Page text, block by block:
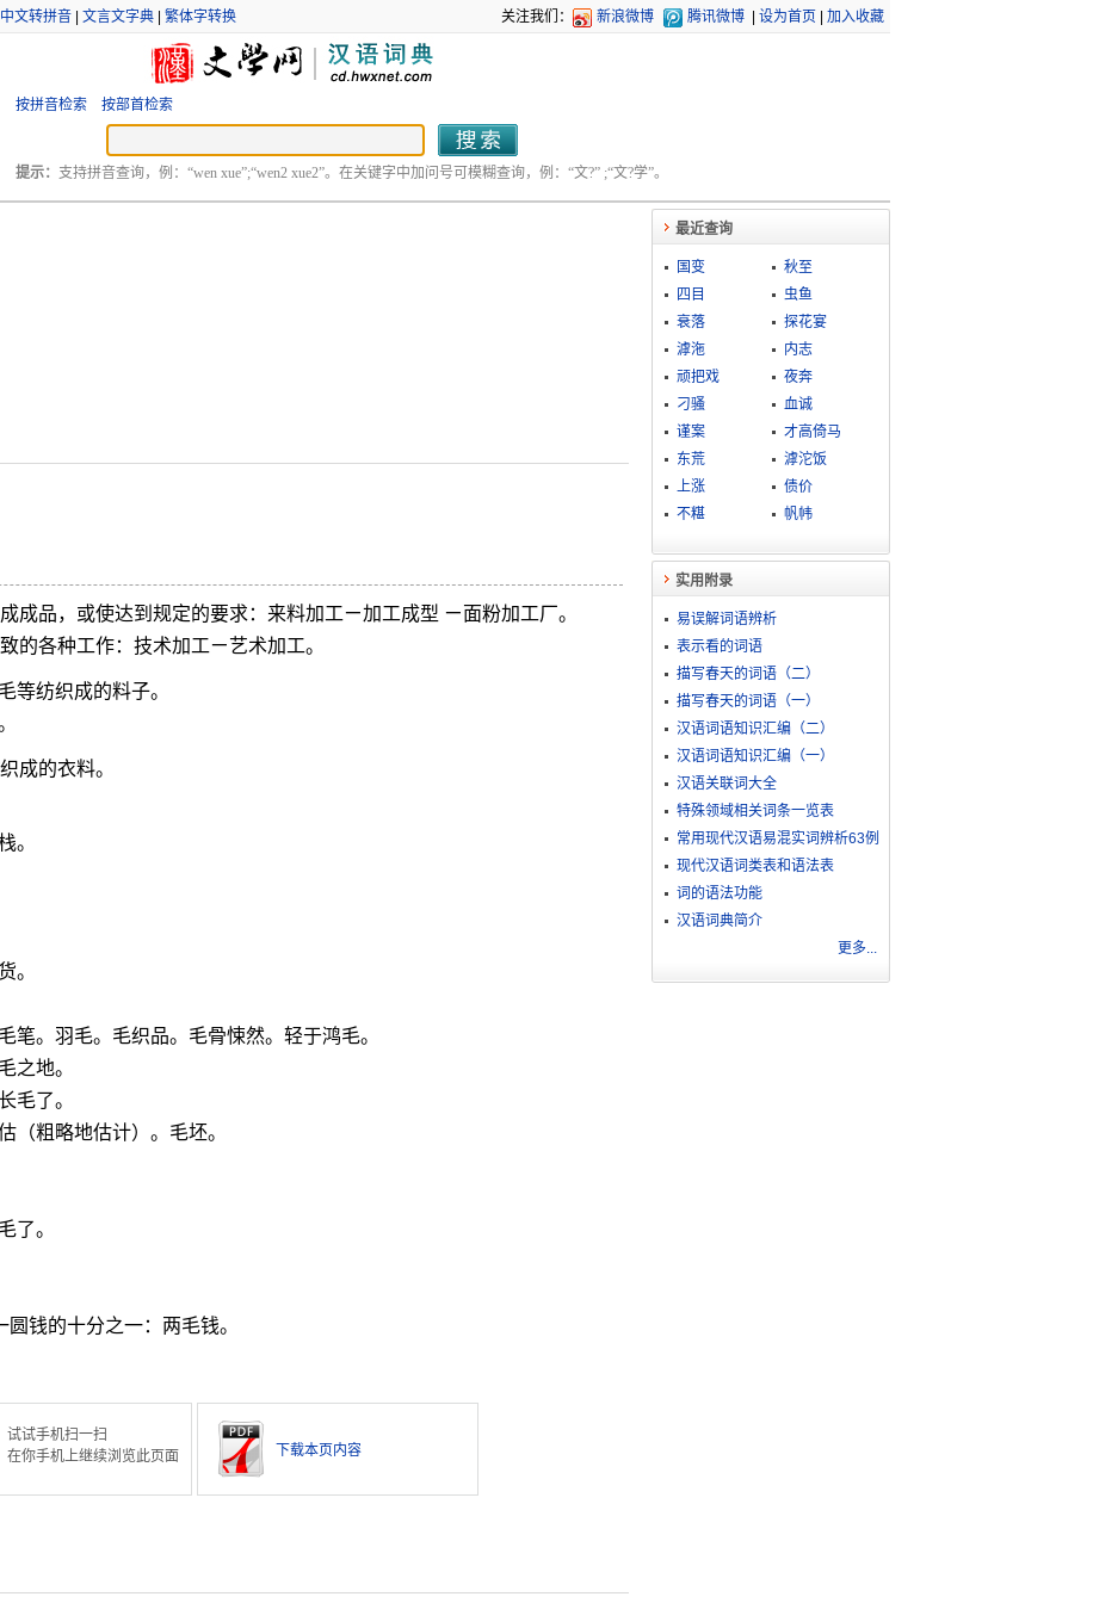
中文转拼音| 文言文字典| 繁体字转换 关注我们： 新浪微博 腾讯微博 设为首页 加入收藏
按拼音检索 按部首检索
提示： 支持拼音查询，例：“wen xue”;“wen2 xue2”。在关键字中加问号可模糊查询，例：“文?” ;“文?学”。
成品，或使达到规定的要求：来料加工ㄧ加工成型 ㄧ面粉加工厂。
的各种工作：技术加工ㄧ艺术加工。
等纺织成的料子。
成的衣料。
。
。
。羽毛。毛织品。毛骨悚然。轻于鸿毛。
之地。
毛了。
粗略地估计）。毛坯。
了。
钱的十分之一：两毛钱。
试试手机扫一扫
在你手机上继续浏览此页面
下载本页内容
最近查询
国变
秋至
四目
虫鱼
衰落
探花宴
滹沲
内志
顽把戏
夜奔
刁骚
血诚
谨案
才高倚马
东荒
滹沱饭
上涨
债价
不糂
帆帏
实用附录
易误解词语辨析
表示看的词语
描写春天的词语（二）
描写春天的词语（一）
汉语词语知识汇编（二）
汉语词语知识汇编（一）
汉语关联词大全
特殊领域相关词条一览表
常用现代汉语易混实词辨析63例
现代汉语词类表和语法表
词的语法功能
汉语词典简介
更多...